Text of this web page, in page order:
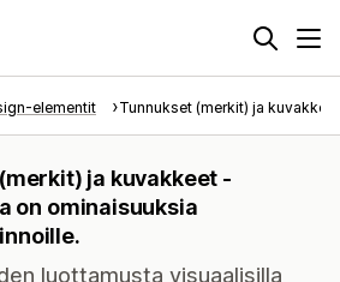
elementit Tunnukset (merkit) ja kuvakkeet
ja kuvakkeet -
on ominaisuuksia
luottamusta visuaalisilla